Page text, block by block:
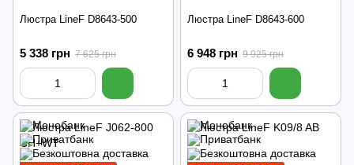
Люстра LineF D8643-500
5 338 грн 7 625 грн
Люстра LineF D8643-600
6 948 грн 9 925 грн